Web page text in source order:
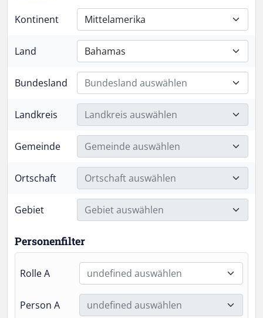
Kontinent Mittelamerika
Land Bahamas
Bundesland Bundesland auswählen
Landkreis Landkreis auswählen
Gemeinde Gemeinde auswählen
Ortschaft Ortschaft auswählen
Gebiet Gebiet auswählen
Personenfilter
Rolle A undefined auswählen
Person A undefined auswählen